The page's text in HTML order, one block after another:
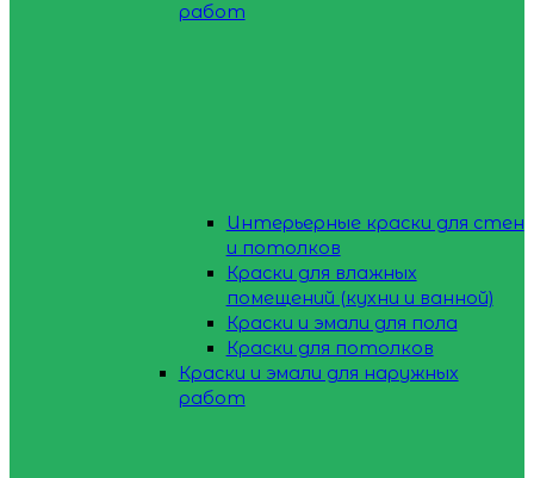
работ
Интерьерные краски для стен
и потолков
Краски для влажных
помещений (кухни и ванной)
Краски и эмали для пола
Краски для потолков
Краски и эмали для наружных
работ